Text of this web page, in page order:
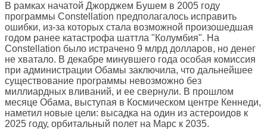
В рамках начатой Джорджем Бушем в 2005 году
программы Constellation предполагалось исправить
ошибки, из-за которых стала возможной произошедшая
годом ранее катастрофа шаттла "Колумбия". На
Constellation было истрачено 9 млрд долларов, но денег
не хватало. В декабре минувшего года особая комиссия
при администрации Обамы заключила, что дальнейшее
существование программы невозможно без
миллиардных вливаний, и ее свернули. В прошлом
месяце Обама, выступая в Космическом центре Кеннеди,
наметил новые цели: высадка на один из астероидов к
2025 году, орбитальный полет на Марс к 2035.